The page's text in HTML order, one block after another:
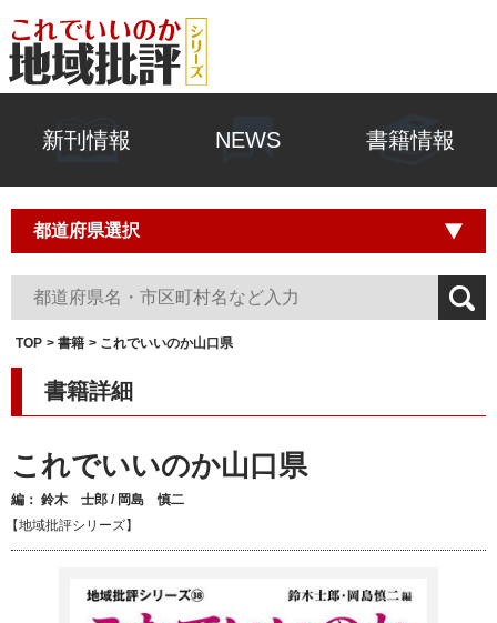
新刊情報 NEWS 書籍情報
TOP 書籍 これでいいのか山口県
書籍詳細
これでいいのか山口県
編： 鈴木 士郎 / 岡島 慎二
【地域批評シリーズ】